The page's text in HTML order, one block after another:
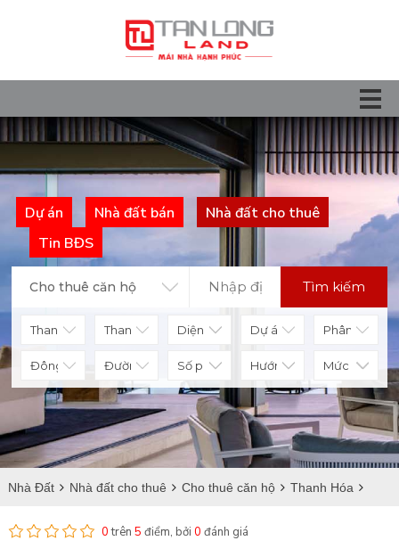
Dự án Nhà đất bán
Nhà đất cho thuê
Tin BĐS
Cho thuê căn hộ Tìm kiếm
Diện tích
Số phòng Hướng nhà Mức giá
Nhà Đất Nhà đất cho thuê Cho thuê căn hộ Thanh Hóa
Thanh Hóa Cho thuê căn hộ tại Đông Cương
0trên 5 điểm, bởi 0 đánh giá